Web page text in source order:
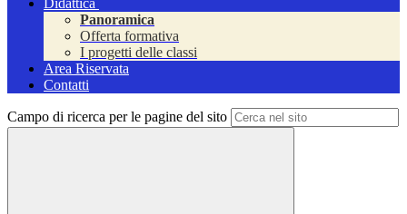
Didattica
Panoramica
Offerta formativa
I progetti delle classi
Area Riservata
Contatti
Campo di ricerca per le pagine del sito